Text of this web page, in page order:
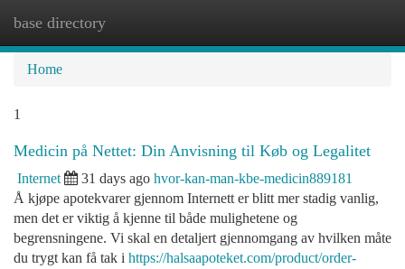
base directory
Home
1
Medicin på Nettet: Din Anvisning til Køb og Legalitet
Internet 31 days ago hvor-kan-man-kbe-medicin889181
Å kjøpe apotekvarer gjennom Internett er blitt mer stadig vanlig,
men det er viktig å kjenne til både mulighetene og
begrensningene. Vi skal en detaljert gjennomgang av hvilken måte
du trygt kan få tak i https://halsaapoteket.com/product/order-